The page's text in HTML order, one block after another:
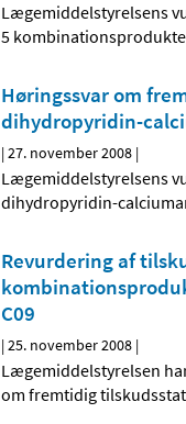
Lægemiddelstyrelsens
5
Høringssvar om
dihydropyridin-
|27. november 2008 |
Lægemiddelstyrelsens
dihydropyridin-
Revurdering af
C09
|25. november 2008 |
Lægemiddelstyrelsen
om fremtidig